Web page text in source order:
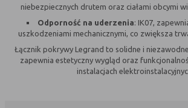
zapisanych w pliku
się poziom
nie powinna uniemożliwić
krzystania z niej,
- służą bardzo ważnym
serwisu, ich zablokowanie
niebezpiecznych drutem oraz ciałami obcymi
Odporność na uderzenia: IK07,
uszkodzeniami mechanicznymi, co zwiększa
Łącznik pokrywy Legrand to solidne i
zapewnia estetyczny wygląd oraz
instalacjach